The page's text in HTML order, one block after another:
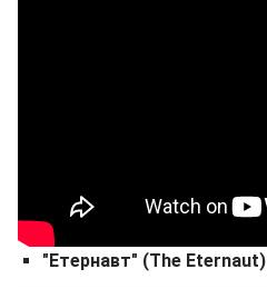
"Етернавт" (The Eternaut)